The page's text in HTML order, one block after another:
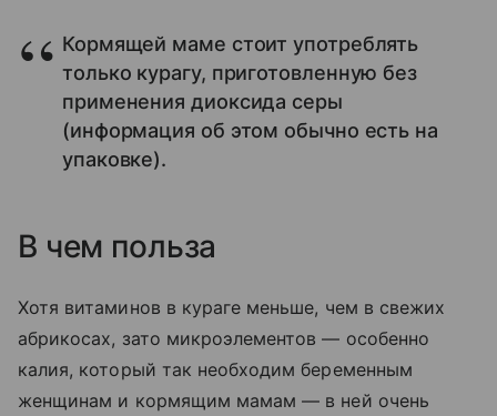
Кормящей маме стоит употреблять
только курагу, приготовленную без
применения диоксида серы
(информация об этом обычно есть на
упаковке).
В чем польза
Хотя витаминов в кураге меньше, чем в свежих
абрикосах, зато микроэлементов — особенно
калия, который так необходим беременным
женщинам и кормящим мамам — в ней очень